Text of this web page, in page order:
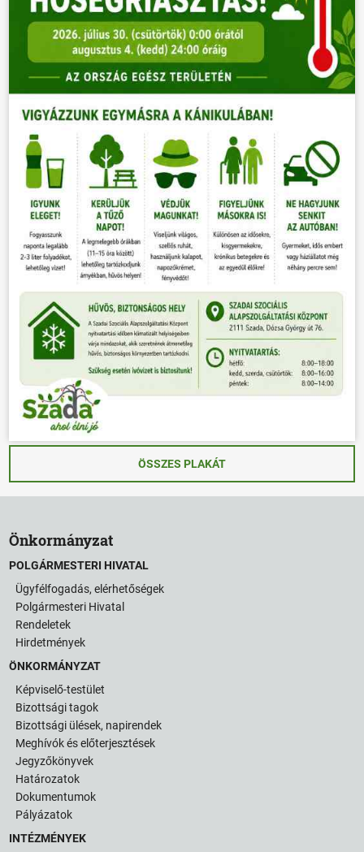
ÖSSZES PLAKÁT
Önkormányzat
POLGÁRMESTERI HIVATAL
Ügyfélfogadás, elérhetőségek
Polgármesteri Hivatal
Rendeletek
Hirdetmények
ÖNKORMÁNYZAT
Képviselő-testület
Bizottsági tagok
Bizottsági ülések, napirendek
Meghívók és előterjesztések
Jegyzőkönyvek
Határozatok
Dokumentumok
Pályázatok
INTÉZMÉNYEK